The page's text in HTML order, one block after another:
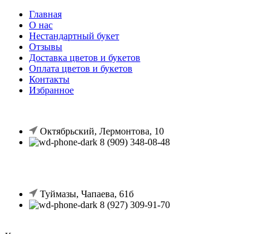
Главная
О нас
Нестандартный букет
Отзывы
Доставка цветов и букетов
Оплата цветов и букетов
Контакты
Избранное
Октябрьский, Лермонтова, 10
8 (909) 348-08-48
Туймазы, Чапаева, 61б
8 (927) 309-91-70